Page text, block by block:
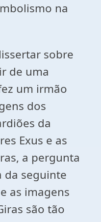
na
sobre
de uma
um irmão
dos
da
Exus e as
a pergunta
da seguinte
as imagens
são tão